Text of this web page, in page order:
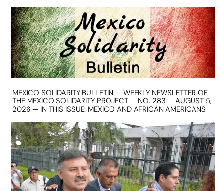
MEXICO SOLIDARITY BULLETIN — WEEKLY NEWSLETTER OF
THE MEXICO SOLIDARITY PROJECT — NO. 283 — AUGUST 5,
2026 — IN THIS ISSUE: MEXICO AND AFRICAN AMERICANS